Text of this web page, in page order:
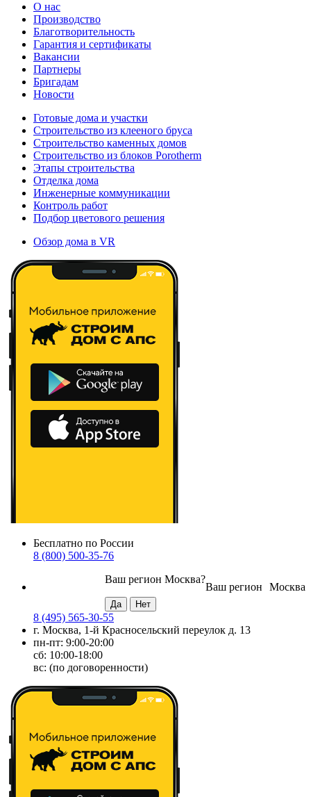
О нас
Производство
Благотворительность
Гарантия и сертификаты
Вакансии
Партнеры
Бригадам
Новости
Готовые дома и участки
Строительство из клееного бруса
Строительство каменных домов
Строительство из блоков Porotherm
Этапы строительства
Отделка дома
Инженерные коммуникации
Контроль работ
Подбор цветового решения
Обзор дома в VR
Бесплатно по России
8 (800) 500-35-76
Москва
Ваш регион
Ваш регион Москва?
8 (495) 565-30-55
г. Москва, 1-й Красносельский переулок д. 13
пн-пт: 9:00-20:00
сб: 10:00-18:00
вс: (по договоренности)